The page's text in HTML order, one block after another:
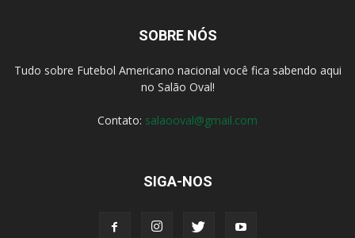
SOBRE NÓS
Tudo sobre Futebol Americano nacional você fica sabendo aqui
no Salão Oval!
Contato: salaooval@gmail.com
SIGA-NOS